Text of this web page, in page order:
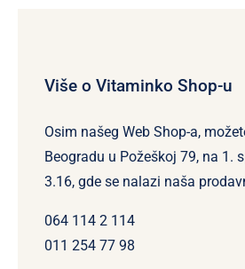
Više o Vitaminko Shop-u
Osim našeg Web Shop-a,
Beogradu u Požeškoj 79, na 1.
3.16, gde se nalazi naša
064 114 2 114
011 254 77 98